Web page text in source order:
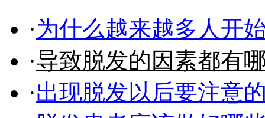
·为什么越来越多人开
·导致脱发的因素都有
·出现脱发以后要注意